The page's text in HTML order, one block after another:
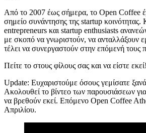
Από το 2007 έως σήμερα, το Open Coffee
σημείο συνάντησης της startup κοινότητας.
entrepreneurs και startup enthusiasts
με σκοπό να γνωριστούν, να ανταλλάξουν
τέλει να συνεργαστούν στην επόμενή τους
Πείτε το στους φίλους σας και να είστε εκεί!
Update: Ευχαριστούμε όσους γεμίσατε
Ακολουθεί το βίντεο των παρουσιάσεων
να βρεθούν εκεί. Επόμενο Open Coffee
Απριλίου.